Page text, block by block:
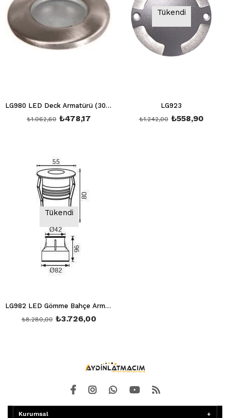
LG980 LED Deck Armatürü (3000K)
₺478,17
₺1.062,60
Tükendi
LG923
₺558,90
₺1.242,00
Tükendi
LG982 LED Gömme Bahçe Armatürü (3000K)
₺3.726,00
₺8.280,00
Kurumsal